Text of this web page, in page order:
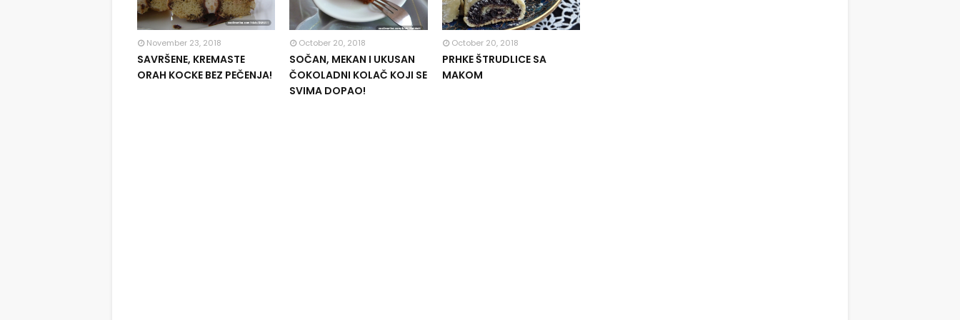
November 23, 2018
SAVRŠENE, KREMASTE
ORAH KOCKE BEZ PEČENJA!
October 20, 2018
SOČAN, MEKAN I UKUSAN
ČOKOLADNI KOLAČ KOJI SE
SVIMA DOPAO!
October 20, 2018
PRHKE ŠTRUDLICE SA
MAKOM